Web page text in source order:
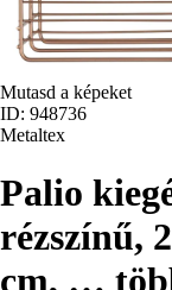
Mutasd a képeket
ID: 948736
Metaltex
Palio
rézszínű,
cm, …